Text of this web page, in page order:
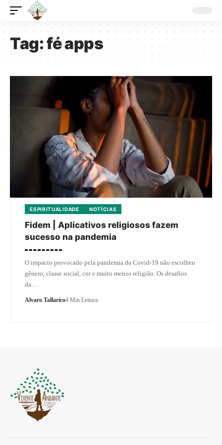
Tag:fé apps
ESPIRITUALIDADE NOTÍCIAS
Fidem | Aplicativos religiosos fazem
sucesso na pandemia
O impacto provocado pela pandemia da Covid-19 não escolheu
gênero, classe social, cor e muito menos religião. Os desafios
da…
Alvaro Tallarico4 Min Leitura